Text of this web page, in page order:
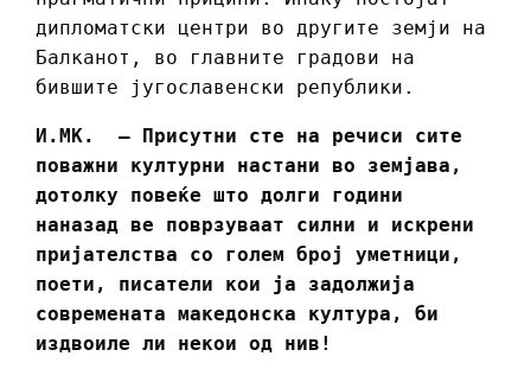
дипломатски центри во другите земји на
Балканот, во главните градови на
бившите југославенски републики.
И.МК. – Присутни сте на речиси сите
поважни културни настани во земјава,
дотолку повеќе што долги години
наназад ве поврзуваат силни и искрени
пријателства со голем број уметници,
поети, писатели кои ја задолжија
современата македонска култура, би
издвоиле ли некои од нив!